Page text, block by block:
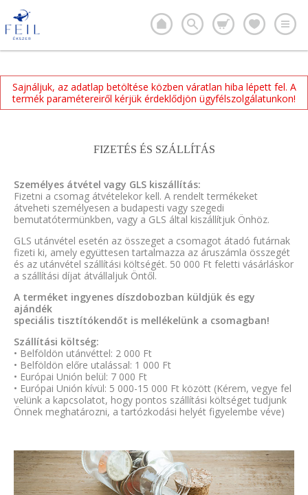
Sajnáljuk, az adatlap betöltése közben váratlan hiba lépett fel. A
termék paramétereiről kérjük érdeklődjön ügyfélszolgálatunkon!
FIZETÉS ÉS SZÁLLÍTÁS
Személyes átvétel vagy GLS kiszállítás:
Fizetni a csomag átvételekor kell. A rendelt termékeket
átveheti személyesen a budapesti vagy szegedi
bemutatótermünkben, vagy a GLS által kiszállítjuk Önhöz.
GLS utánvétel esetén az összeget a csomagot átadó futárnak
fizeti ki, amely együttesen tartalmazza az áruszámla összegét
és az utánvétel szállítási költségét. 50 000 Ft feletti vásárláskor
a szállítási díjat átvállaljuk Öntől.
A terméket ingyenes díszdobozban küldjük és egy
ajándék
speciális tisztítókendőt is mellékelünk a csomagban!
Szállítási költség:
• Belföldön utánvéttel: 2 000 Ft
• Belföldön előre utalással: 1 000 Ft
• Európai Unión belül: 7 000 Ft
• Európai Unión kívül: 5 000-15 000 Ft között (Kérem, vegye fel
velünk a kapcsolatot, hogy pontos szállítási költséget tudjunk
Önnek meghatározni, a tartózkodási helyét figyelembe véve)